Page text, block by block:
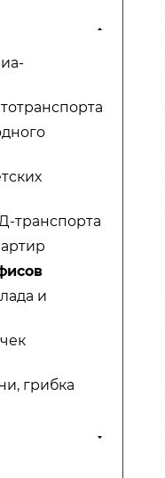
транспорта
и
грибка